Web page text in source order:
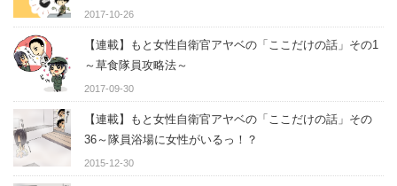
2017-10-26
【連載】もと女性自衛官アヤベの「ここだけの話」その1
～草食隊員攻略法～
2017-09-30
【連載】もと女性自衛官アヤベの「ここだけの話」その
36～隊員浴場に女性がいるっ！？
2015-12-30